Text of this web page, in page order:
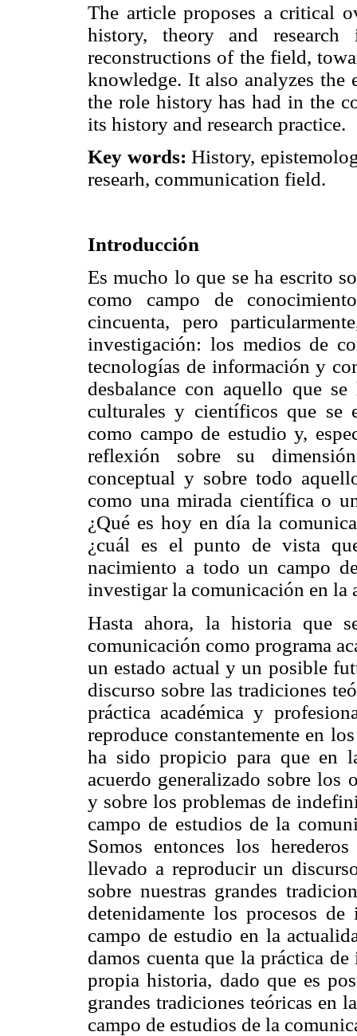
The article proposes a critical
history, theory and
reconstructions of the field,
knowledge. It also analyzes the
the role history has had in the
its history and research practice.
Key words: History,
researh, communication field.
Introducción
Es mucho lo que se ha escrito
como campo de
cincuenta, pero
investigación: los medios de
tecnologías de información y
desbalance con aquello que
culturales y científicos que se
como campo de estudio y,
reflexión sobre su
conceptual y sobre todo
como una mirada científica o
¿Qué es hoy en día la
¿cuál es el punto de vista
nacimiento a todo un campo
investigar la comunicación en la
Hasta ahora, la historia que
comunicación como programa
un estado actual y un posible
discurso sobre las tradiciones
práctica académica y
reproduce constantemente en
ha sido propicio para que en
acuerdo generalizado sobre los
y sobre los problemas de
campo de estudios de la
Somos entonces los
llevado a reproducir un
sobre nuestras grandes
detenidamente los procesos
campo de estudio en la
damos cuenta que la práctica
propia historia, dado que es
grandes tradiciones teóricas en
campo de estudios de la